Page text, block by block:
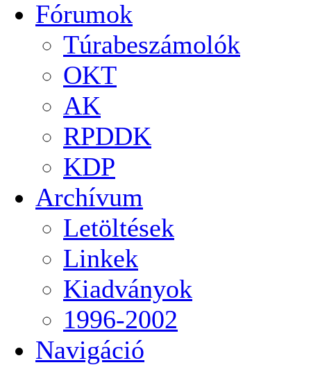
Fórumok
Túrabeszámolók
OKT
AK
RPDDK
KDP
Archívum
Letöltések
Linkek
Kiadványok
1996-2002
Navigáció